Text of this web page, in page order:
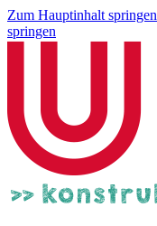
Zum Hauptinhalt springen
springen